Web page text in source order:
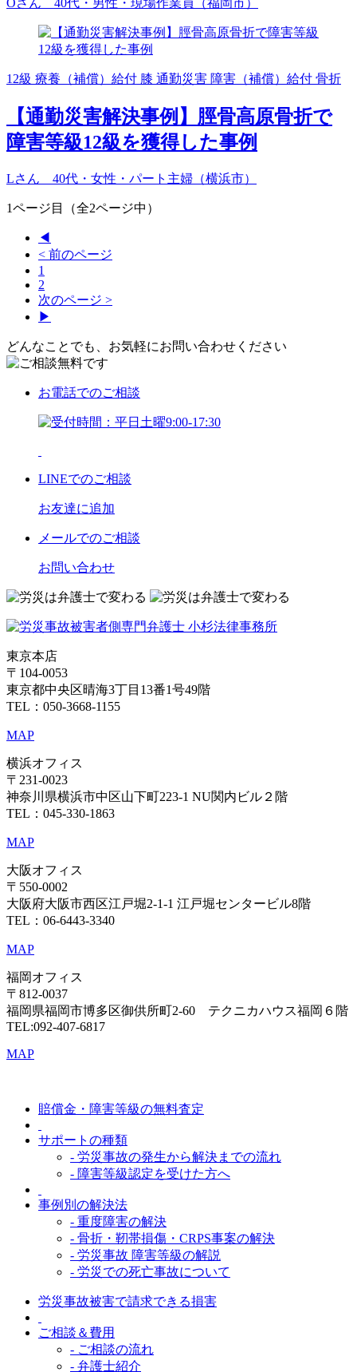
Oさん 40代・男性・現場作業員（福岡市）
12級 療養（補償）給付 膝 通勤災害 障害（補償）給付 骨折
【通勤災害解決事例】脛骨高原骨折で
障害等級12級を獲得した事例
Lさん 40代・女性・パート主婦（横浜市）
1ページ目（全2ページ中）
◀
< 前のページ
1
2
次のページ >
▶
どんなことでも、お気軽にお問い合わせください
お電話でのご相談
LINEでのご相談
お友達に追加
メールでのご相談
お問い合わせ
東京本店
〒104-0053
東京都中央区晴海3丁目13番1号49階
TEL：050-3668-1155
MAP
横浜オフィス
〒231-0023
神奈川県横浜市中区山下町223-1 NU関内ビル２階
TEL：045-330-1863
MAP
大阪オフィス
〒550-0002
大阪府大阪市西区江戸堀2-1-1 江戸堀センタービル8階
TEL：06-6443-3340
MAP
福岡オフィス
〒812-0037
福岡県福岡市博多区御供所町2-60 テクニカハウス福岡６階
TEL:092-407-6817
MAP
賠償金・障害等級の無料査定
サポートの種類
- 労災事故の発生から解決までの流れ
- 障害等級認定を受けた方へ
事例別の解決法
- 重度障害の解決
- 骨折・靭帯損傷・CRPS事案の解決
- 労災事故 障害等級の解説
- 労災での死亡事故について
労災事故被害で請求できる損害
ご相談＆費用
- ご相談の流れ
- 弁護士紹介